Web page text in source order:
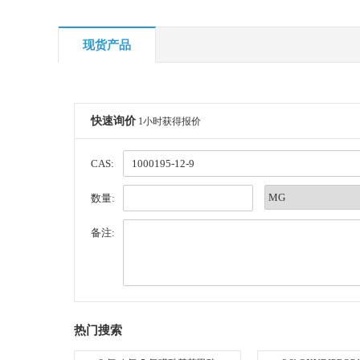
现货产品
快速询价 1小时获得报价
CAS:
数量:
备注:
热门搜索